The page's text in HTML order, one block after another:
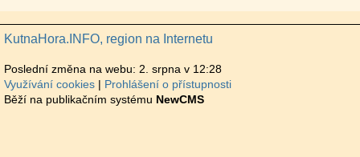
KutnaHora.INFO, region na Internetu
Poslední změna na webu: 2. srpna v 12:28
Využívání cookies
Prohlášení o přístupnosti
Běží na publikačním systému NewCMS